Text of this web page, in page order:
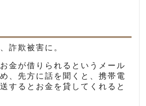
詐欺被害に。
金が借りられるというメール
、先方に話を聞くと、携帯電
するとお金を貸してくれると